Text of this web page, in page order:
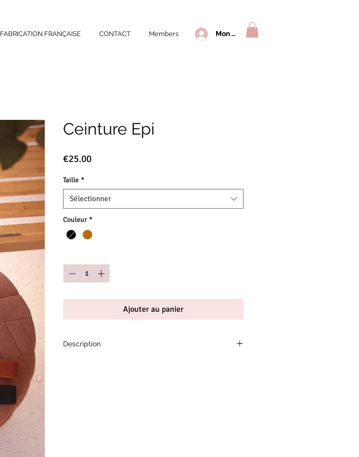
FABRICATION FRANÇAISE CONTACT Members Mon compte
Ceinture Epi
€25.00Prix
Taille *
Sélectionner
Couleur *
Ajouter au panier
Description